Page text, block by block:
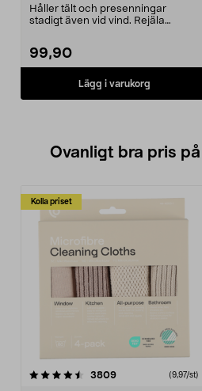
10-pack
Håller tält och presenningar
stadigt även vid vind. Rejäla
99,90
Lägg i varukorg
Ovanligt bra pris
Kolla priset
3809recensioner (9,97/st)
4.0av 5 stjärnor